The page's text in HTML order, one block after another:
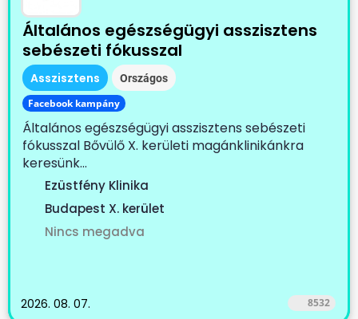
Általános egészségügyi asszisztens
sebészeti fókusszal
Asszisztens Országos
Facebook kampány
Általános egészségügyi asszisztens sebészeti
fókusszal Bővülő X. kerületi magánklinikánkra
keresünk...
Ezüstfény Klinika
Budapest X. kerület
Nincs megadva
2026. 08. 07. 8532